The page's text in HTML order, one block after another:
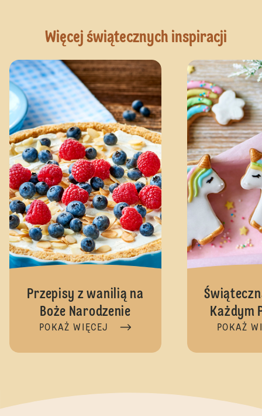
Więcej świątecznych inspiracji
Przepisy z wanilią na
Boże Narodzenie
POKAŻ WIĘCEJ
Każdym
POKAŻ